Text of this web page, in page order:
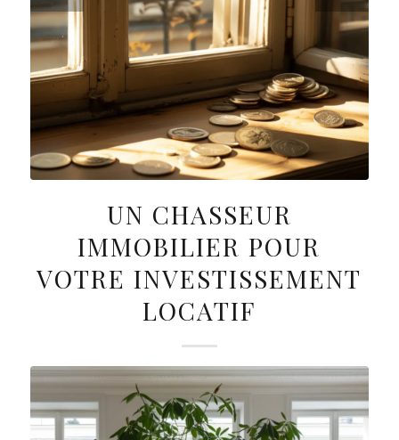
UN CHASSEUR
IMMOBILIER POUR
VOTRE INVESTISSEMENT
LOCATIF